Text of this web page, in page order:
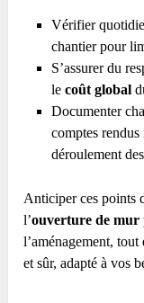
Vérifier
chantier pour
S’assurer du
le coût global
Documenter
comptes
déroulement
Anticiper ces points
l’ouverture de mur
l’aménagement,
et sûr, adapté à vos